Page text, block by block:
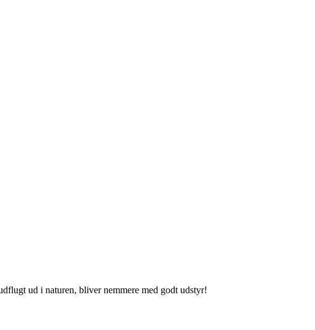
ud i naturen, bliver nemmere med godt udstyr!